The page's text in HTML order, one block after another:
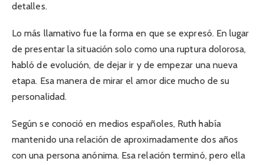
detalles.
Lo más llamativo fue la forma en que se expresó. En lugar
de presentar la situación solo como una ruptura dolorosa,
habló de evolución, de dejar ir y de empezar una nueva
etapa. Esa manera de mirar el amor dice mucho de su
personalidad.
Según se conoció en medios españoles, Ruth había
mantenido una relación de aproximadamente dos años
con una persona anónima. Esa relación terminó, pero ella